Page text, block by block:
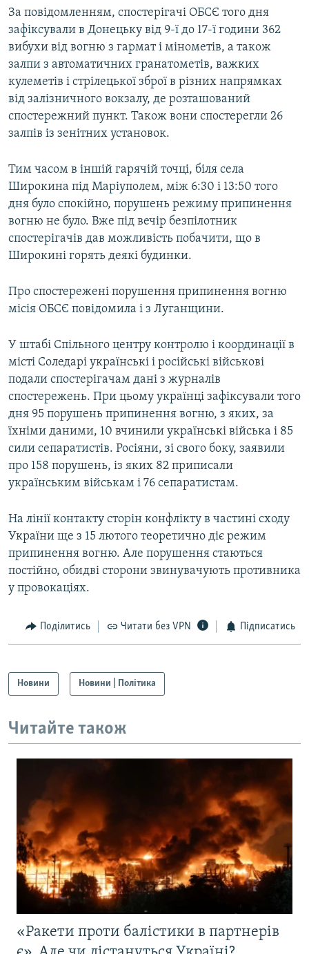
Усі сайти RFE/RL
За повідомленням, спостерігачі ОБСЄ того дня
зафіксували в Донецьку від 9-ї до 17-ї години 362
вибухи від вогню з гармат і мінометів, а також
залпи з автоматичних гранатометів, важких
кулеметів і стрілецької зброї в різних напрямках
від залізничного вокзалу, де розташований
спостережний пункт. Також вони спостерегли 26
залпів із зенітних установок.
Тим часом в іншій гарячій точці, біля села
Широкина під Маріуполем, між 6:30 і 13:50 того
дня було спокійно, порушень режиму припинення
вогню не було. Вже під вечір безпілотник
спостерігачів дав можливість побачити, що в
Широкині горять деякі будинки.
Про спостережені порушення припинення вогню
місія ОБСЄ повідомила і з Луганщини.
У штабі Спільного центру контролю і координації в
місті Соледарі українські і російські військові
подали спостерігачам дані з журналів
спостережень. При цьому українці зафіксували того
дня 95 порушень припинення вогню, з яких, за
їхніми даними, 10 вчинили українські війська і 85
сили сепаратистів. Росіяни, зі свого боку, заявили
про 158 порушень, із яких 82 приписали
українським військам і 76 сепаратистам.
На лінії контакту сторін конфлікту в частині сходу
України ще з 15 лютого теоретично діє режим
припинення вогню. Але порушення стаються
постійно, обидві сторони звинувачують противника
у провокаціях.
Поділитись Читати без VPN Підписатись
Новини Новини | Політика
Читайте також
«Ракети проти балістики в партнерів